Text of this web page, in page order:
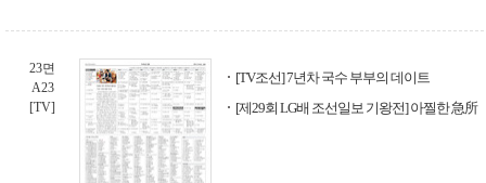
23면
A23
[TV]
[TV조선] 7년차 국수 부부의 데이트
[제29회 LG배 조선일보 기왕전] 아찔한 急所